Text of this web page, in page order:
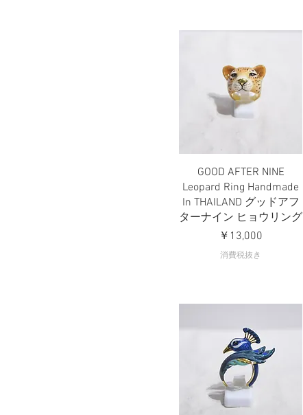
クイックビュー
GOOD AFTER NINE
Leopard Ring Handmade
In THAILAND グッドアフ
ターナイン ヒョウリング
価格
￥13,000
消費税抜き